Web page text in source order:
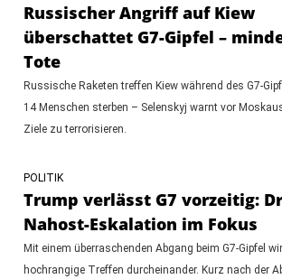
Russischer Angriff auf Kiew
überschattet G7-Gipfel –
Tote
Russische Raketen treffen Kiew während des G7-
14 Menschen sterben – Selenskyj warnt vor
Ziele zu terrorisieren.
POLITIK
Trump verlässt G7 vorzeitig:
Nahost-Eskalation im Fokus
Mit einem überraschenden Abgang beim G7-Gipfel
hochrangige Treffen durcheinander. Kurz nach der